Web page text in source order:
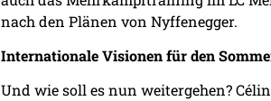
nach den Plänen von Nyffenegger.
Internationale Visionen für den
Und wie soll es nun weitergehen?